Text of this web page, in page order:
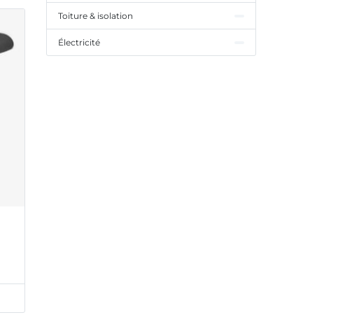
Toiture & isolation
Électricité